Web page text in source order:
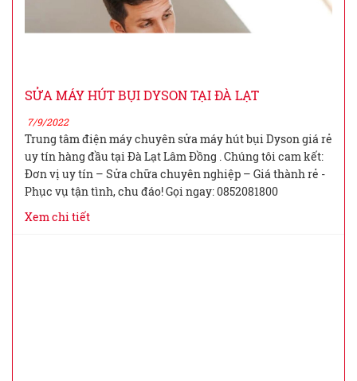
SỬA MÁY HÚT BỤI DYSON TẠI ĐÀ LẠT
7/9/2022
Trung tâm điện máy chuyên sửa máy hút bụi Dyson giá rẻ
uy tín hàng đầu tại Đà Lạt Lâm Đồng . Chúng tôi cam kết:
Đơn vị uy tín – Sửa chữa chuyên nghiệp – Giá thành rẻ -
Phục vụ tận tình, chu đáo! Gọi ngay: 0852081800
Xem chi tiết